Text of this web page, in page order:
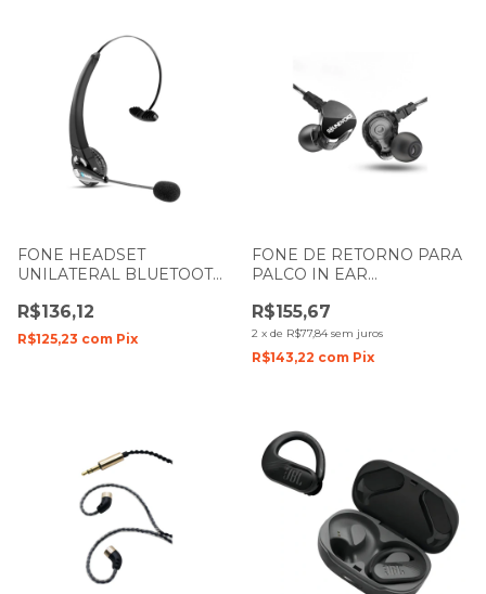
FONE HEADSET
UNILATERAL BLUETOOTH
SOUNDCASTING-400
R$136,12
R$125,23 com Pix
FONE DE RETORNO PARA
PALCO IN EAR
R$155,67
2 x de R$77,84 sem juros
R$143,22 com Pix